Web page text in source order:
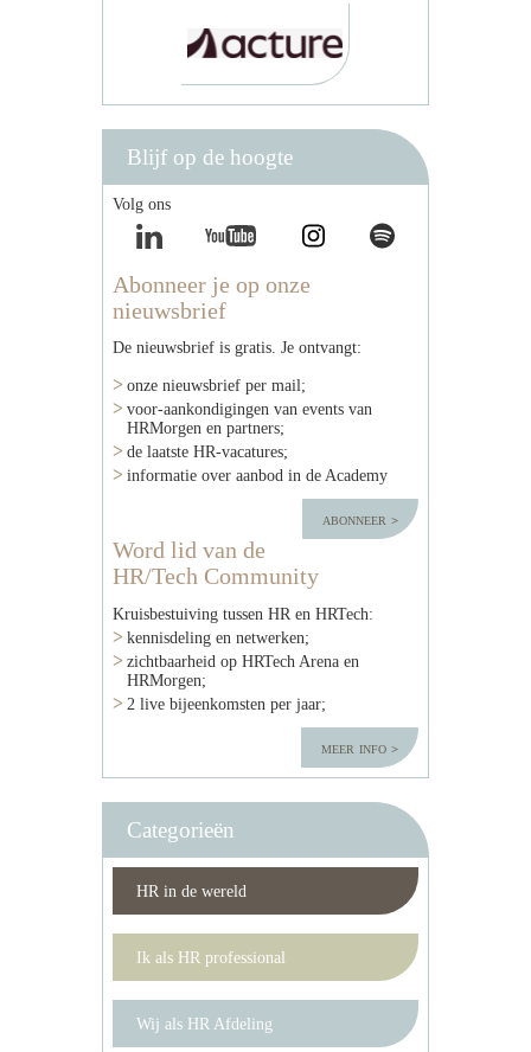
Blijf op de hoogte
Volg ons
Abonneer je op onze
nieuwsbrief
De nieuwsbrief is gratis. Je ontvangt:
onze nieuwsbrief per mail;
voor-aankondigingen van events van
HRMorgen en partners;
de laatste HR-vacatures;
informatie over aanbod in de Academy
abonneer
Word lid van de
HR/Tech Community
Kruisbestuiving tussen HR en HRTech:
kennisdeling en netwerken;
zichtbaarheid op HRTech Arena en
HRMorgen;
2 live bijeenkomsten per jaar;
meer info
Categorieën
HR in de wereld
Ik als HR professional
Wij als HR Afdeling